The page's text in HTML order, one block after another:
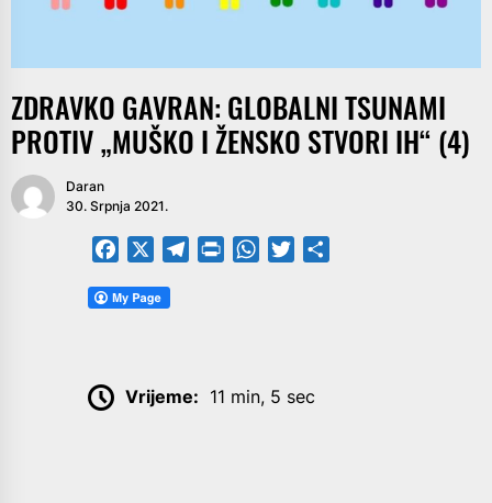
ZDRAVKO GAVRAN: GLOBALNI TSUNAMI
PROTIV „MUŠKO I ŽENSKO STVORI IH“ (4)
Daran
30. Srpnja 2021.
Facebook TelegramPrintFriendly
WhatsApp
Twitter
Vrijeme: 11 min, 5 sec